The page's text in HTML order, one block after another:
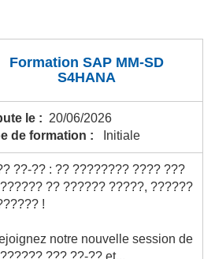
Formation SAP MM-SD
S4HANA
le : 20/06/2026
de formation :
Initiale
??-?? : ?? ???????? ???? ???
?? ?????? ?????, ??????
!
notre nouvelle session de
??? ??-?? et...